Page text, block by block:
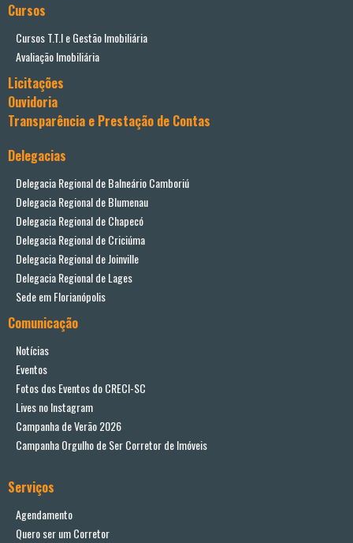
Cursos
Cursos T.T.I e Gestão Imobiliária
Avaliação Imobiliária
Licitações
Ouvidoria
Transparência e Prestação de Contas
Delegacias
Delegacia Regional de Balneário Camboriú
Delegacia Regional de Blumenau
Delegacia Regional de Chapecó
Delegacia Regional de Criciúma
Delegacia Regional de Joinville
Delegacia Regional de Lages
Sede em Florianópolis
Comunicação
Notícias
Eventos
Fotos dos Eventos do CRECI-SC
Lives no Instagram
Campanha de Verão 2026
Campanha Orgulho de Ser Corretor de Imóveis
Serviços
Agendamento
Quero ser um Corretor